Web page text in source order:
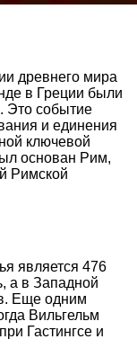
древнего мира
в Греции были
Это событие
и единения
ключевой
основан Рим,
Римской
является 476
а в Западной
Еще одним
Вильгельм
Гастингсе и